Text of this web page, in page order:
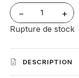
− 1 +
Rupture de stock
DESCRIPTION